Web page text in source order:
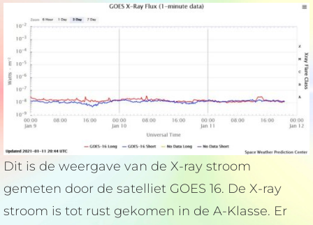
Dit is de weergave van de X-ray stroom
gemeten door de satelliet GOES 16. De X-ray
stroom is tot rust gekomen in de A-Klasse. Er